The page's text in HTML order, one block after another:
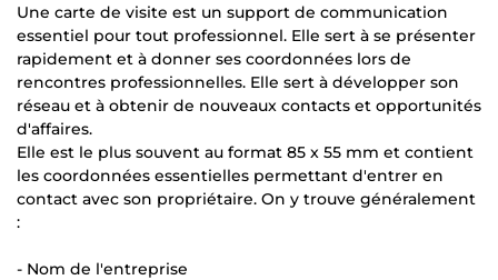
Une carte de visite est un support de communication
essentiel pour tout professionnel. Elle sert à se présenter
rapidement et à donner ses coordonnées lors de
rencontres professionnelles. Elle sert à développer son
réseau et à obtenir de nouveaux contacts et opportunités
d'affaires.
Elle est le plus souvent au format 85 x 55 mm et contient
les coordonnées essentielles permettant d'entrer en
contact avec son propriétaire. On y trouve généralement
:
- Nom de l'entreprise